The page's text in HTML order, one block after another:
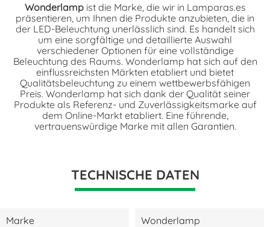
Wonderlampist die Marke, die wir in Lamparas.es
präsentieren, um Ihnen die Produkte anzubieten, die in
der LED-Beleuchtung unerlässlich sind. Es handelt sich
um eine sorgfältige und detaillierte Auswahl
verschiedener Optionen für eine vollständige
Beleuchtung des Raums. Wonderlamp hat sich auf den
einflussreichsten Märkten etabliert und bietet
Qualitätsbeleuchtung zu einem wettbewerbsfähigen
Preis. Wonderlamp hat sich dank der Qualität seiner
Produkte als Referenz- und Zuverlässigkeitsmarke auf
dem Online-Markt etabliert. Eine führende,
vertrauenswürdige Marke mit allen Garantien.
TECHNISCHE DATEN
Marke Wonderlamp